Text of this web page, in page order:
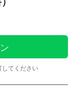
てください